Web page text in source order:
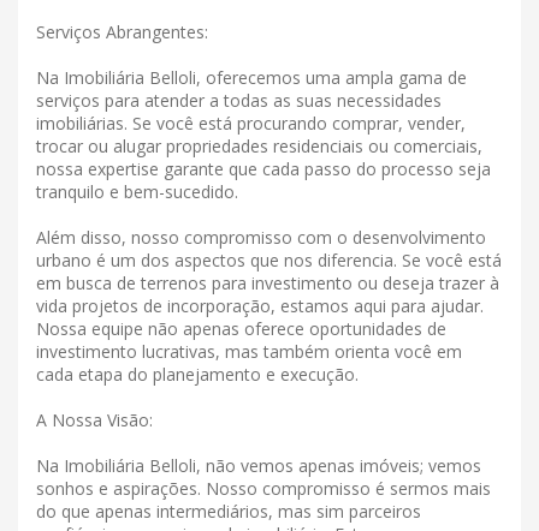
Serviços Abrangentes:
Na Imobiliária Belloli, oferecemos uma ampla gama de
serviços para atender a todas as suas necessidades
imobiliárias. Se você está procurando comprar, vender,
trocar ou alugar propriedades residenciais ou comerciais,
nossa expertise garante que cada passo do processo seja
tranquilo e bem-sucedido.
Além disso, nosso compromisso com o desenvolvimento
urbano é um dos aspectos que nos diferencia. Se você está
em busca de terrenos para investimento ou deseja trazer à
vida projetos de incorporação, estamos aqui para ajudar.
Nossa equipe não apenas oferece oportunidades de
investimento lucrativas, mas também orienta você em
cada etapa do planejamento e execução.
A Nossa Visão:
Na Imobiliária Belloli, não vemos apenas imóveis; vemos
sonhos e aspirações. Nosso compromisso é sermos mais
do que apenas intermediários, mas sim parceiros